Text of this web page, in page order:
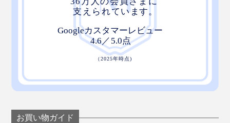
お買い物ガイド